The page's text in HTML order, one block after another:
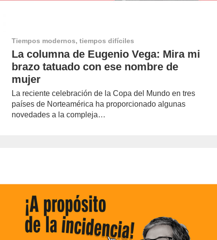
Tiempos modernos, tiempos difíciles
La columna de Eugenio Vega: Mira mi
brazo tatuado con ese nombre de
mujer
La reciente celebración de la Copa del Mundo en tres
países de Norteamérica ha proporcionado algunas
novedades a la compleja…